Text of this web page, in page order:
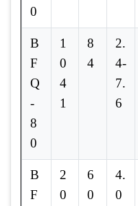
0
B
F
Q
-
8
0
1
0
4
1
8
4
2.
4-
7.
6
B
F
2
0
6
0
4.
0